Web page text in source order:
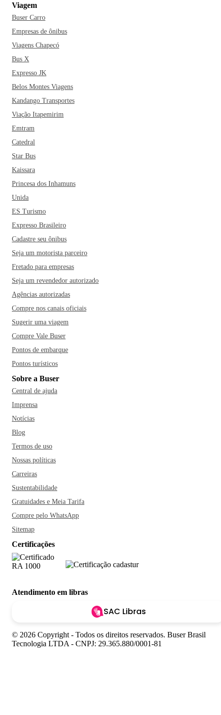
Viagem
Buser Carro
Empresas de ônibus
Viagens Chapecó
Bus X
Expresso JK
Belos Montes Viagens
Kandango Transportes
Viação Itapemirim
Emtram
Catedral
Star Bus
Kaissara
Princesa dos Inhamuns
Unida
ES Turismo
Expresso Brasileiro
Cadastre seu ônibus
Seja um motorista parceiro
Fretado para empresas
Seja um revendedor autorizado
Agências autorizadas
Compre nos canais oficiais
Sugerir uma viagem
Compre Vale Buser
Pontos de embarque
Pontos turísticos
Sobre a Buser
Central de ajuda
Imprensa
Notícias
Blog
Termos de uso
Nossas políticas
Carreiras
Sustentabilidade
Gratuidades e Meia Tarifa
Compre pelo WhatsApp
Sitemap
Certificações
Atendimento em libras
SAC Libras
© 2026 Copyright - Todos os direitos reservados. Buser Brasil
Tecnologia LTDA - CNPJ: 29.365.880/0001-81